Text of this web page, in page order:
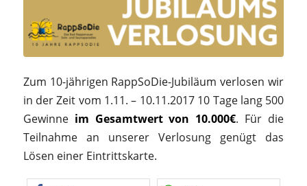
Zum 10-jährigen RappSoDie-Jubiläum verlosen wir
in der Zeit vom 1.11. – 10.11.2017 10 Tage lang 500
Gewinneim Gesamtwert von 10.000€. Für die
Teilnahme an unserer Verlosung genügt das
Lösen einer Eintrittskarte.